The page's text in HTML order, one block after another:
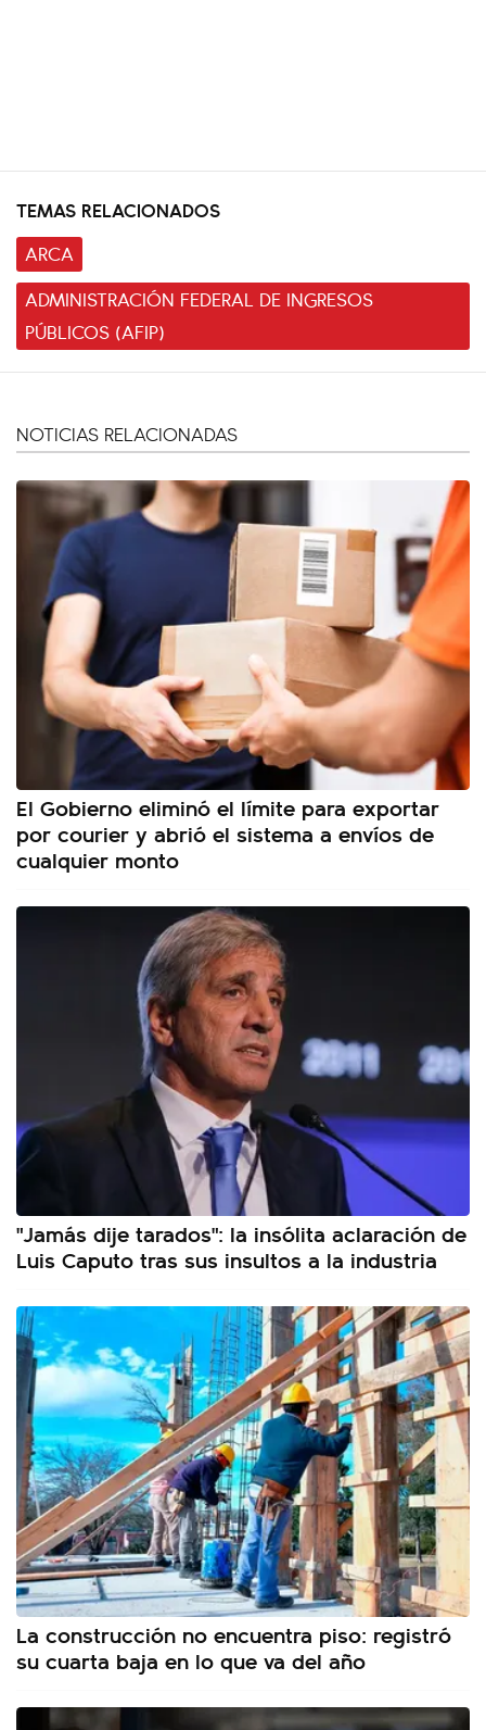
TEMAS RELACIONADOS
ARCA
ADMINISTRACIÓN FEDERAL DE INGRESOS
PÚBLICOS (AFIP)
NOTICIAS RELACIONADAS
El Gobierno eliminó el límite para exportar
por courier y abrió el sistema a envíos de
cualquier monto
"Jamás dije tarados": la insólita aclaración de
Luis Caputo tras sus insultos a la industria
La construcción no encuentra piso: registró
su cuarta baja en lo que va del año